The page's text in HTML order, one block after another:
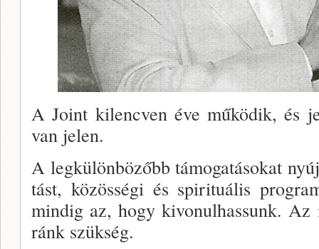
A Joint kilencven éve működik, és
van jelen.
A legkülönbözőbb támoga­tásokat
tást, közösségi és spirituális
mindig az, hogy ki­vonulhassunk.
ránk szükség.